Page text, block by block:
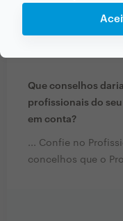
Foi dada
mencionada, o
Que conselhos
profissionais do
em conta?
... Confie no
concelhos que o